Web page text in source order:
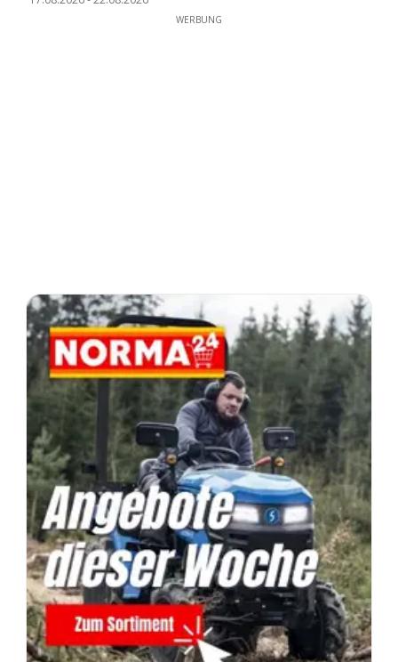
WERBUNG